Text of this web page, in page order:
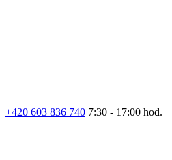
+420 603 836 740 7:30 - 17:00 hod.